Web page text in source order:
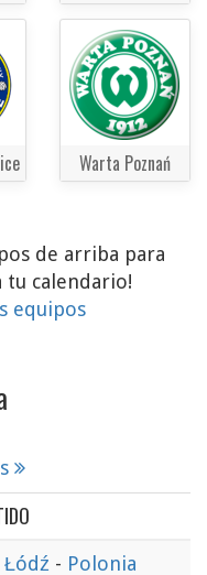
Warta Poznań
de arriba para
calendario!
equipos
Łódź - Polonia